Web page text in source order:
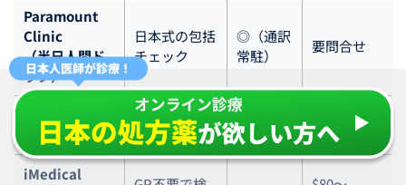
Paramount
Clinic
（半日人間ド
ック）
日本式の包括
チェック
◎（通訳
常駐）
要問合せ
HealthPlus
企業向け総合
チェック
×
$1,000+
iMedical